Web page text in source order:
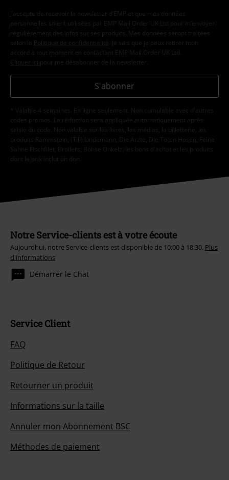
J’accepte de recevoir la newsletter d’EMP et que mes données
personnelles soient utilisées par EMP Mail Order UK Ltd pour m’envoyer
régulièrement des infos sur ses produits. Mes données seront traitées
selon la
Politique de confidentialité . Je sais que je peux retirer mon
accord à tout moment en contactant EMP Mail Order UK Ltd.
Cliquer ici pour me désabonner de la newsletter.
S'abonner
* Valable 4 semaines. En ligne seulement. Non cumulable avec d'autres
codes promos. La réduction sera appliquée automatiquement après
saisie du code. Non valable sur les livres, les médias, la billetterie, les
produits Rammstein, (Till) Lindemann, Die Ärzte, Die Toten Hosen, Feine
Sahne Fischfilet, Broilers, Böhse Onkelz, les bons d'achat et les produits
dont le prix inclut un don.
Notre Service-clients est à votre écoute
Aujourdhui, notre Service-clients est disponible de 10:00 à 18:30. Plus
d'informations
Démarrer le Chat
Service Client
FAQ
Politique de Retour
Retourner un produit
Informations sur la taille
Annuler mon Abonnement BSC
Méthodes de paiement